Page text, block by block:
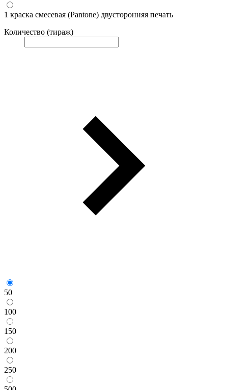
1 краска смесевая (Pantone) двусторонняя печать
Количество (тираж)
50
100
150
200
250